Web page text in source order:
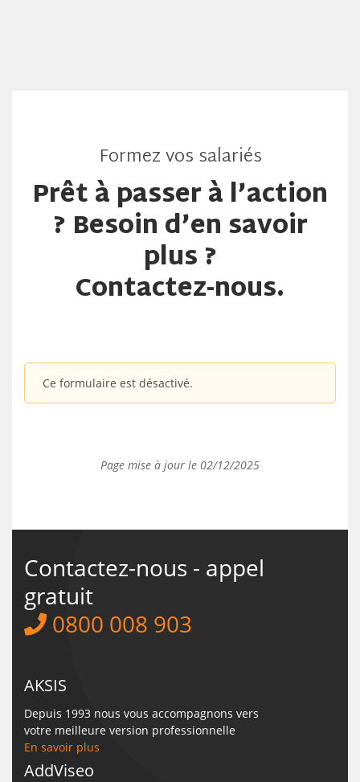
Formez vos salariés
Prêt à passer à l’action
? Besoin d’en savoir
plus ?
Contactez-nous.
Ce formulaire est désactivé.
Page mise à jour le 02/12/2025
Contactez-nous - appel
gratuit
0800 008 903
AKSIS
Depuis 1993 nous vous accompagnons vers
votre meilleure version professionnelle
En savoir plus
AddViseo